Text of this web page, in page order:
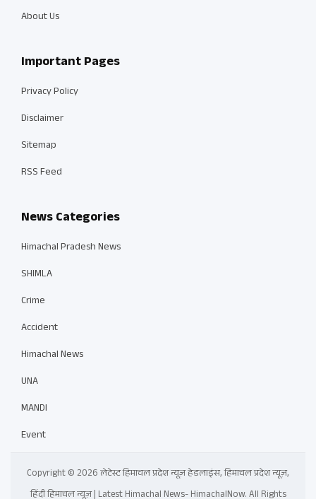
About Us
Important Pages
Privacy Policy
Disclaimer
Sitemap
RSS Feed
News Categories
Himachal Pradesh News
SHIMLA
Crime
Accident
Himachal News
UNA
MANDI
Event
Copyright © 2026 लेटेस्ट हिमाचल प्रदेश न्यूज़ हेडलाइंस, हिमाचल प्रदेश न्यूज़,
हिंदी हिमाचल न्यूज़ | Latest Himachal News- HimachalNow. All Rights